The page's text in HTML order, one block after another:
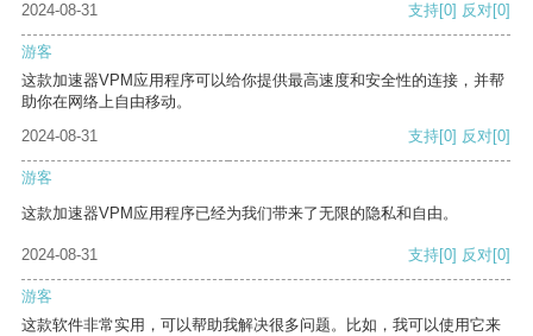
2024-08-31 支持[0] 反对[0]
游客
这款加速器VPM应用程序可以给你提供最高速度和安全性的连接，并帮
助你在网络上自由移动。
2024-08-31
支持[0] 反对[0]
游客
这款加速器VPM应用程序已经为我们带来了无限的隐私和自由。
2024-08-31 支持[0] 反对[0]
游客
这款软件非常实用，可以帮助我解决很多问题。比如，我可以使用它来